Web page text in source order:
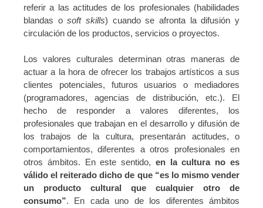
referir a las actitudes de los profesionales (habilidades
blandas osoft skills) cuando se afronta la difusión y
circulación de los productos, servicios o proyectos.
Los valores culturales determinan otras maneras de
actuar a la hora de ofrecer los trabajos artísticos a sus
clientes potenciales, futuros usuarios o mediadores
(programadores, agencias de distribución, etc.). El
hecho de responder a valores diferentes, los
profesionales que trabajan en el desarrollo y difusión de
los trabajos de la cultura, presentarán actitudes, o
comportamientos, diferentes a otros profesionales en
otros ámbitos. En este sentido, en la cultura no es
válido el reiterado dicho de que “es lo mismo vender
un producto cultural que cualquier otro de
consumo”. En cada uno de los diferentes ámbitos